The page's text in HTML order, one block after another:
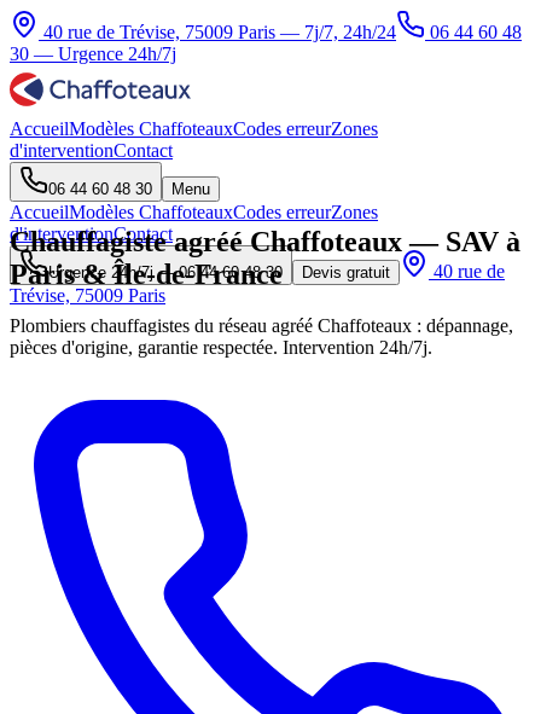
40 rue de Trévise, 75009 Paris — 7j/7, 24h/24
06 44 60 48
30 — Urgence 24h/7j
AccueilModèles ChaffoteauxCodes erreurZones
d'interventionContact
06 44 60 48 30 Menu
AccueilModèles ChaffoteauxCodes erreurZones
d'interventionContact
Urgence 24h/7j —06 44 60 48 30 Devis gratuit
40 rue de
Trévise, 75009 Paris
Chauffagiste agréé Chaffoteaux — SAV à
Paris & Île-de-France
Plombiers chauffagistes du réseau agréé Chaffoteaux : dépannage,
pièces d'origine, garantie respectée. Intervention 24h/7j.